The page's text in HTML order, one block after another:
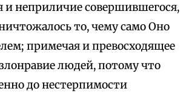
и неприличие совершившегося,
то, чему само Оно
примечая и превосходящее
людей, потому что
до нестерпимости